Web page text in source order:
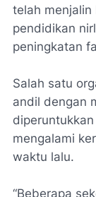
telah menjalin
pendidikan
peningkatan
Salah satu
andil dengan
mengalami
waktu lalu.
“Beberapa